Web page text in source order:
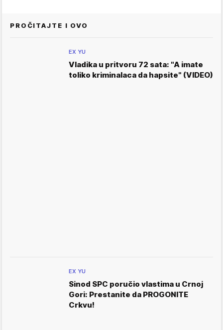
PROČITAJTE I OVO
EX YU
Vladika u pritvoru 72 sata: "A imate
toliko kriminalaca da hapsite" (VIDEO)
EX YU
Sinod SPC poručio vlastima u Crnoj
Gori: Prestanite da PROGONITE
Crkvu!